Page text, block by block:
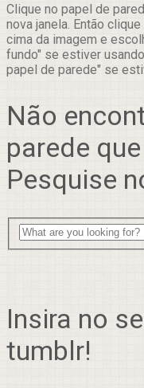
Clique no papel de
nova janela. Então
cima da imagem e
fundo" se estiver
papel de parede" se
Não
parede
Pesquise
Insira no
tumblr!